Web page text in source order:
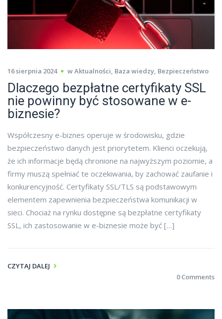
16 sierpnia 2024 wAktualności, Baza wiedzy, Bezpieczeństwo
Dlaczego bezpłatne certyfikaty SSL
nie powinny być stosowane w e-
biznesie?
Współczesny e-biznes operuje w środowisku, gdzie
bezpieczeństwo danych jest priorytetem. Klienci oczekują,
że ich informacje będą chronione na najwyższym poziomie, a
firmy muszą spełniać te oczekiwania, by zachować zaufanie i
konkurencyjność. Certyfikaty SSL/TLS są podstawowym
elementem zapewnienia bezpieczeństwa komunikacji w
sieci. Chociaż na rynku dostępne są bezpłatne certyfikaty
SSL, ich zastosowanie w e-biznesie może być […]
CZYTAJ DALEJ
0 Comments